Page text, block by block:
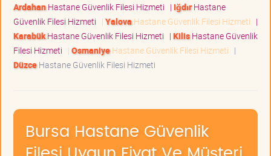
ArdahanHastane Güvenlik Filesi Hizmeti | IğdırHastane
Güvenlik Filesi Hizmeti | Yalova Hastane Güvenlik Filesi Hizmeti |
KarabükHastane Güvenlik Filesi Hizmeti | KilisHastane Güvenlik
Filesi Hizmeti | OsmaniyeHastane Güvenlik Filesi Hizmeti |
DüzceHastane Güvenlik Filesi Hizmeti
Bursa Hastane Güvenlik